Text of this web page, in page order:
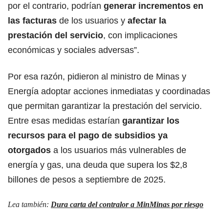
por el contrario, podrían generar incrementos en
las facturas de los usuarios y afectar la
prestación del servicio, con implicaciones
económicas y sociales adversas”.
Por esa razón, pidieron al ministro de Minas y
Energía adoptar acciones inmediatas y coordinadas
que permitan garantizar la prestación del servicio.
Entre esas medidas estarían garantizar los
recursos para el pago de subsidios ya
otorgados a los usuarios más vulnerables de
energía y gas, una deuda que supera los $2,8
billones de pesos a septiembre de 2025.
Lea también: Dura carta del contralor a MinMinas por riesgo